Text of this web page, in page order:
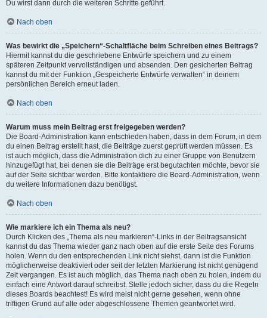
Du wirst dann durch die weiteren Schritte geführt.
Nach oben
Was bewirkt die „Speichern“-Schaltfläche beim Schreiben eines Beitrags?
Hiermit kannst du die geschriebene Entwürfe speichern und zu einem
späteren Zeitpunkt vervollständigen und absenden. Den gesicherten Beitrag
kannst du mit der Funktion „Gespeicherte Entwürfe verwalten“ in deinem
persönlichen Bereich erneut laden.
Nach oben
Warum muss mein Beitrag erst freigegeben werden?
Die Board-Administration kann entschieden haben, dass in dem Forum, in dem
du einen Beitrag erstellt hast, die Beiträge zuerst geprüft werden müssen. Es
ist auch möglich, dass die Administration dich zu einer Gruppe von Benutzern
hinzugefügt hat, bei denen sie die Beiträge erst begutachten möchte, bevor sie
auf der Seite sichtbar werden. Bitte kontaktiere die Board-Administration, wenn
du weitere Informationen dazu benötigst.
Nach oben
Wie markiere ich ein Thema als neu?
Durch Klicken des „Thema als neu markieren“-Links in der Beitragsansicht
kannst du das Thema wieder ganz nach oben auf die erste Seite des Forums
holen. Wenn du den entsprechenden Link nicht siehst, dann ist die Funktion
möglicherweise deaktiviert oder seit der letzten Markierung ist nicht genügend
Zeit vergangen. Es ist auch möglich, das Thema nach oben zu holen, indem du
einfach eine Antwort darauf schreibst. Stelle jedoch sicher, dass du die Regeln
dieses Boards beachtest! Es wird meist nicht gerne gesehen, wenn ohne
triftigen Grund auf alte oder abgeschlossene Themen geantwortet wird.